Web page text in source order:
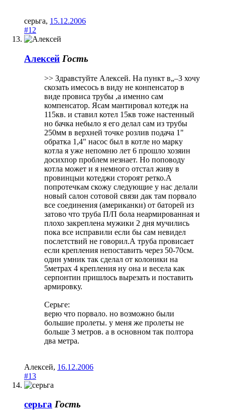
серьга, 15.12.2006
#12
Алексей Гость
>> Здравстуйте Алексей. На пункт в„–3 хочу
скозать имесось в виду не конпенсатор в
виде провиса трубы ,а именно сам
компенсатор. Ясам мантировал котедж на
115кв. и ставил котел 15кв тоже настенный
но бачка небыло я его делал сам из трубы
250мм в верхней точке розлив подача 1"
обратка 1,4" насос был в котле но марку
котла я уже непомню лет 6 прошло хозяин
досихпор проблем незнает. Но поповоду
котла может и я немного отстал живу в
провинцыи котеджи стороят ретко.А
попротечкам скожу следующие у нас делали
новый салон сотовой связи дак там порвало
все соединения (американки) от баторей из
затово что труба П/П бола неармированная и
плохо закреплена мужики 2 дня мучились
пока все исправили если бы сам невидел
послетствий не говорил.А труба провисает
если крепления непоставить через 50-70см.
один умник так сделал от колоники на
5метрах 4 крепления ну она и весела как
серпонтин пришлось вырезать и поставить
армировку.
Серьге:
верю что порвало. но возможно были
большие пролеты. у меня же пролеты не
больше 3 метров. а в основном так полтора
два метра.
Алексей, 16.12.2006
#13
серьга Гость